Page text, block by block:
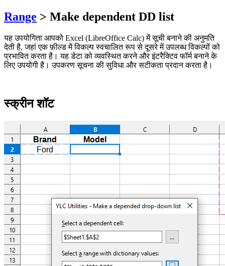
Range > Make dependent DD list
यह उपयोगिता आपको Excel (LibreOffice Calc) में सूची बनाने की अनुमति
देती है, जहां एक फ़ील्ड में विकल्प स्वचालित रूप से दूसरे में उपलब्ध विकल्पों को
प्रभावित करता है। यह डेटा को व्यवस्थित करने और इंटरैक्टिव फॉर्म बनाने के
लिए उपयोगी है। उपकरण सूचना की सुविधा और सटीकता प्रदान करता है।
स्क्रीन शॉट